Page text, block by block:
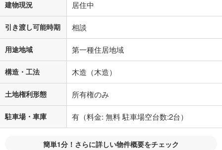
建物現況 居住中
引き渡し可能時期 相談
用途地域 第一種住居地域
構造・工法 木造（木造）
土地権利形態 所有権のみ
駐車場・車庫 有（料金: 無料 駐車場空台数:2台）
簡単1分！さらに詳しい物件概要をチェック